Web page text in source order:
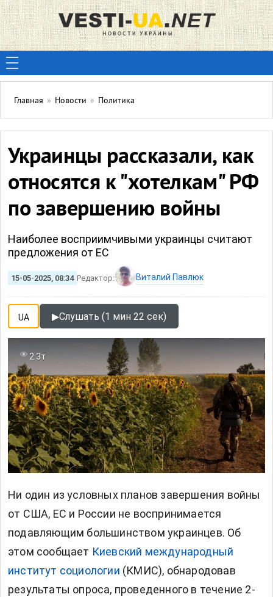
Главная » Новости » Политика
Украинцы рассказали, как
относятся к "хотелкам" РФ
по завершению войны
Наиболее восприимчивыми украинцы считают
предложения от ЕС
15-05-2025, 08:34 Редактор: Виталий Павлюк
UA ▶Слушать (1 мин 22 сек)
2.3т
Ни один из условных планов завершения войны
от США, ЕС и России не воспринимается
подавляющим большинством украинцев. Об
этом сообщает Киевский международный
институт социологии (КМИС), обнародовав
результаты опроса, проведенного в течение 2-